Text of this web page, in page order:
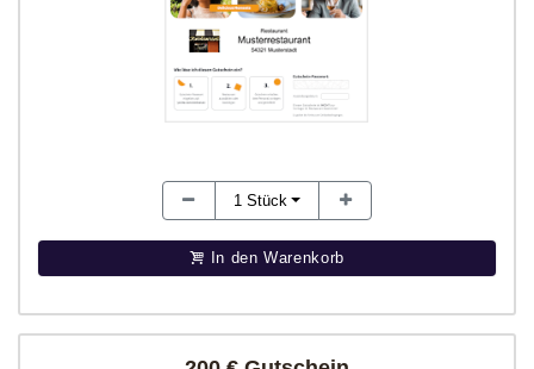
1 Stück
In den Warenkorb